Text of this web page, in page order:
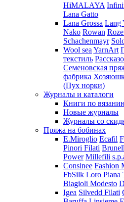
HiMALAYA
Lana Gatto
Lana Grossa Lang
Nako Rowan
Schachenmayr
Wool sea YarnArt
текстиль
Семеновская
фабрика
(Пух норки)
Журналы и каталоги
Книги по
Новые журналы
Журналы со
Пряжа на бобинах
E.Miroglio Ecafil
Pinori Filati
Power Millefili
Consinee Fashion
FbSilk Loro Piana
Biagioli Modesto
Igea Silvedd Filati